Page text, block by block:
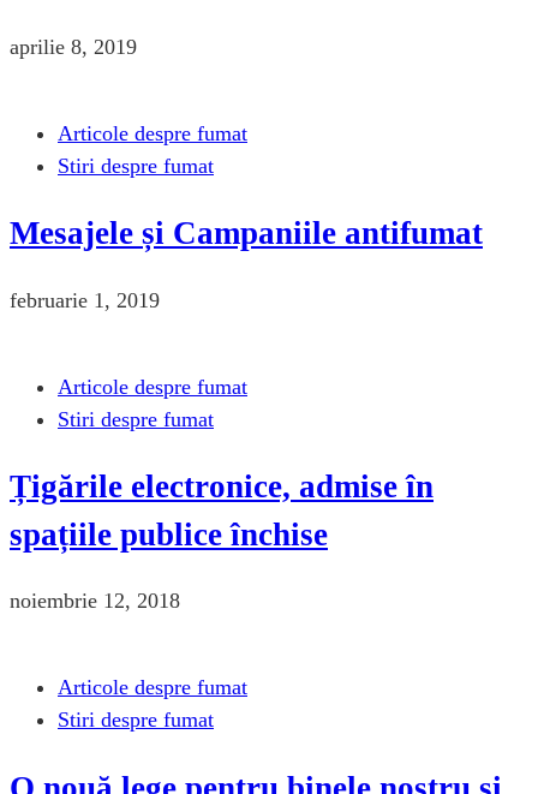
aprilie 8, 2019
Articole despre fumat
Stiri despre fumat
Mesajele și Campaniile antifumat
februarie 1, 2019
Articole despre fumat
Stiri despre fumat
Țigările electronice, admise în
spațiile publice închise
noiembrie 12, 2018
Articole despre fumat
Stiri despre fumat